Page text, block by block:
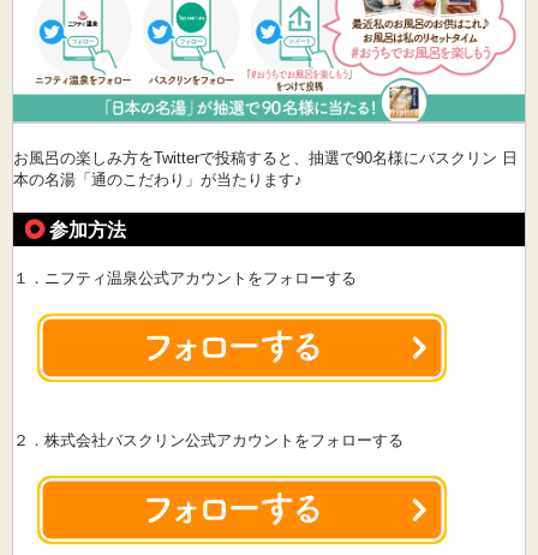
お風呂の楽しみ方をTwitterで投稿すると、抽選で90名様にバスクリン 日
本の名湯「通のこだわり」が当たります♪
参加方法
１．ニフティ温泉公式アカウントをフォローする
２．株式会社バスクリン公式アカウントをフォローする